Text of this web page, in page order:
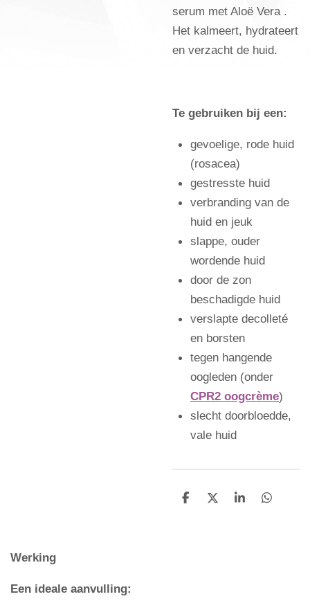
serum met Aloë Vera .
Het kalmeert, hydrateert
en verzacht de huid.
Te gebruiken bij een:
gevoelige, rode huid
(rosacea)
gestresste huid
verbranding van de
huid en jeuk
slappe, ouder
wordende huid
door de zon
beschadigde huid
verslapte decolleté
en borsten
tegen hangende
oogleden (onder
CPR2 oogcrème)
slecht doorbloedde,
vale huid
D
D
S
D
Werking
Een ideale aanvulling: